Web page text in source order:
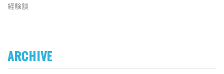
経験談
ARCHIVE